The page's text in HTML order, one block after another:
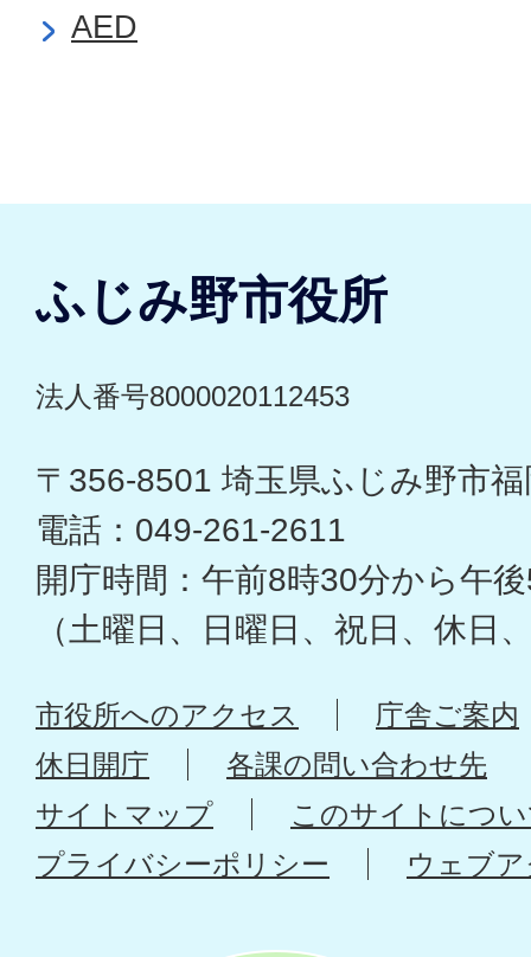
AED
ふじみ野市役所
法人番号8000020112453
〒356-8501 埼玉県ふじみ野市
電話：049-261-2611
開庁時間：午前8時30分から午
（土曜日、日曜日、祝日、休日
市役所へのアクセス
庁舎ご案内
休日開庁
各課の問い合わせ先
サイトマップ
このサイトにつ
プライバシーポリシー
ウェブ